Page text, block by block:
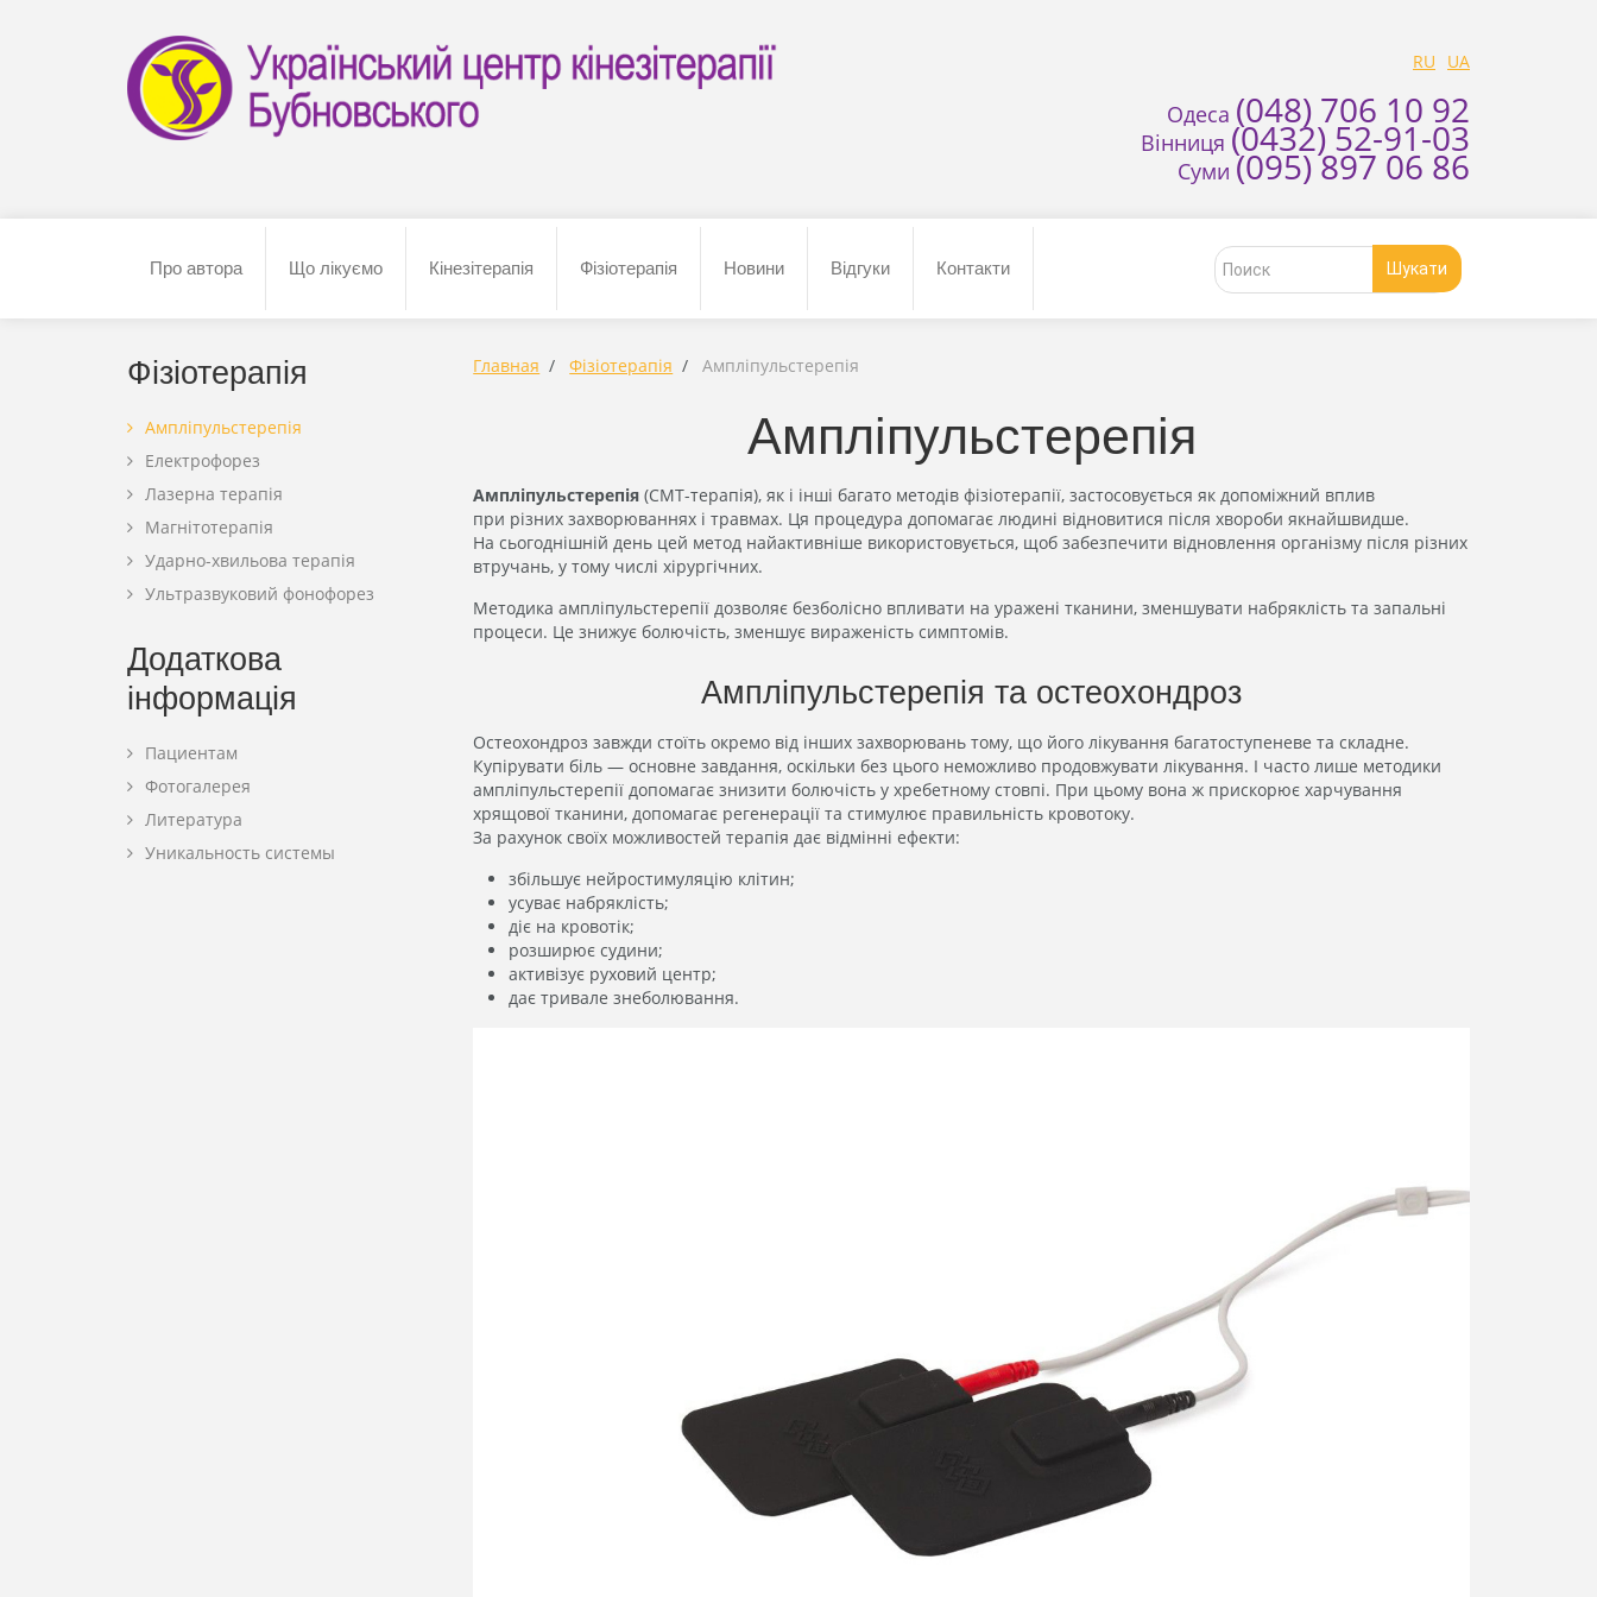
RU UA
Одеса (048) 706 10 92
Вінниця (0432) 52-91-03
Суми (095) 897 06 86
Про автора Що лікуємо Кінезітерапія Фізіотерапія Новини Відгуки Контакти Шукати
Фізіотерапія
Ампліпульстерепія
Електрофорез
Лазерна терапія
Магнітотерапія
Ударно-хвильова терапія
Ультразвуковий фонофорез
Додаткова
інформація
Пациентам
Фотогалерея
Литература
Уникальность системы
Главная Фізіотерапія Ампліпульстерепія
Ампліпульстерепія
Ампліпульстерепія (СМТ-терапія), як і інші багато методів фізіотерапії, застосовується як допоміжний вплив
при різних захворюваннях і травмах. Ця процедура допомагає людині відновитися після хвороби якнайшвидше.
На сьогоднішній день цей метод найактивніше використовується, щоб забезпечити відновлення організму після різних
втручань, у тому числі хірургічних.
Методика ампліпульстерепії дозволяє безболісно впливати на уражені тканини, зменшувати набряклість та запальні
процеси. Це знижує болючість, зменшує вираженість симптомів.
Ампліпульстерепія та остеохондроз
Остеохондроз завжди стоїть окремо від інших захворювань тому, що його лікування багатоступеневе та складне.
Купірувати біль — основне завдання, оскільки без цього неможливо продовжувати лікування. І часто лише методики
ампліпульстерепії допомагає знизити болючість у хребетному стовпі. При цьому вона ж прискорює харчування
хрящової тканини, допомагає регенерації та стимулює правильність кровотоку.
За рахунок своїх можливостей терапія дає відмінні ефекти:
збільшує нейростимуляцію клітин;
усуває набряклість;
діє на кровотік;
розширює судини;
активізує руховий центр;
дає тривале знеболювання.